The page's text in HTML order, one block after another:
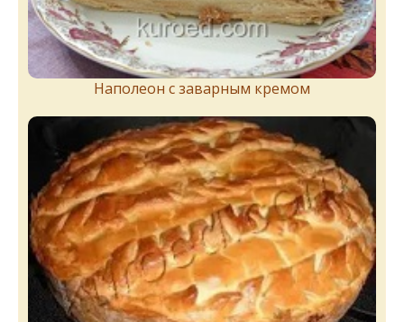
Наполеон с заварным кремом